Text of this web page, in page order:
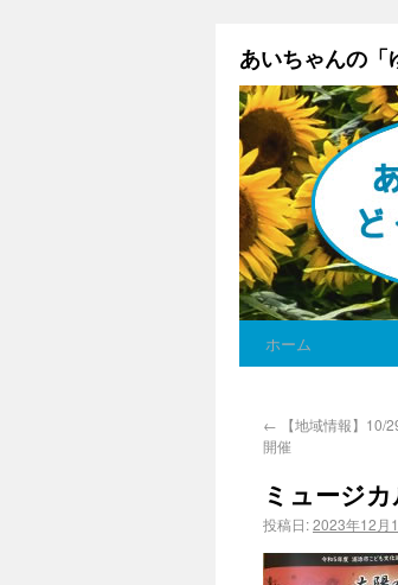
あいちゃんの「
ホーム
← 【地域情報】10/
開催
ミュージ
投稿日:2023年12月